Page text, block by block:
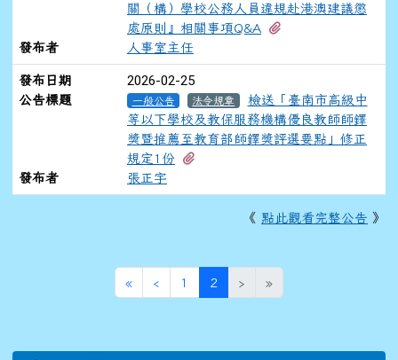
關（構）學校公務人員違規赴港澳建議懲
處原則』相關事項Q&A
發布者
人事室主任
發布日期 2026-02-25
公告標題 一般公告 法令規章
檢送「臺南市高級中
等以下學校及教保服務機構優良教師師鐸
獎暨推薦至教育部師鐸獎評選要點」修正
規定1份
發布者
張正宇
《 點此觀看完整公告 》
«第一頁
‹ 上一頁
1 2(目前頁次)
› »